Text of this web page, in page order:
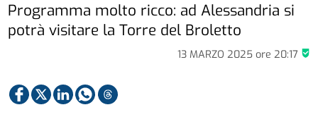
13 MARZO 2025 ore 20:17
Programma molto ricco: ad Alessandria si
potrà visitare la Torre del Broletto